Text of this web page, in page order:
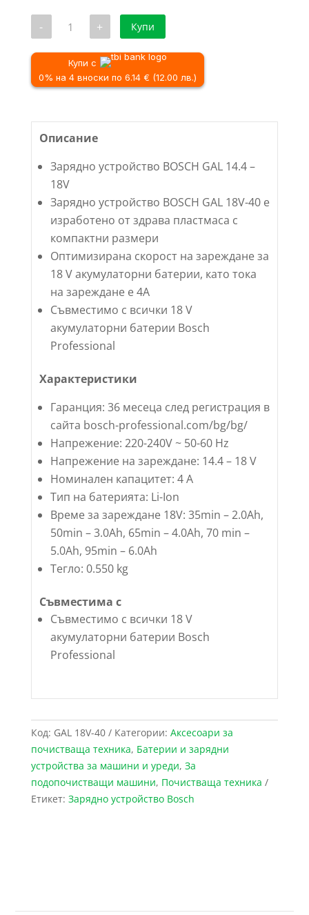
110.99 лв..
/
93.45 лв..
- количество
Зарядно
устройство
BOSCH
GAL
14.4
+ Купи
Купи с
0% на 4 вноски по 6.14 € (12.00 лв.)
Описание
Зарядно устройство BOSCH GAL 14.4 –
18V
Зарядно устройство BOSCH GAL 18V-40 е
изработено от здрава пластмаса с
компактни размери
Оптимизирана скорост на зареждане за
18 V акумулаторни батерии, като тока
на зареждане е 4А
Съвместимо с всички 18 V
акумулаторни батерии Bosch
Professional
Характеристики
Гаранция: 36 месеца след регистрация в
сайта bosch-professional.com/bg/bg/
Напрежение: 220-240V ~ 50-60 Hz
Напрежение на зареждане: 14.4 – 18 V
Номинален капацитет: 4 A
Тип на батерията: Li-Ion
Време за зареждане 18V: 35min – 2.0Ah,
50min – 3.0Ah, 65min – 4.0Ah, 70 min –
5.0Ah, 95min – 6.0Ah
Тегло: 0.550 kg
Съвместима с
Съвместимо с всички 18 V
акумулаторни батерии Bosch
Professional
Код: GAL 18V-40 Категории: Аксесоари за
почистваща техника, Батерии и зарядни
устройства за машини и уреди, За
подопочистващи машини, Почистваща техника
Етикет: Зарядно устройство Bosch